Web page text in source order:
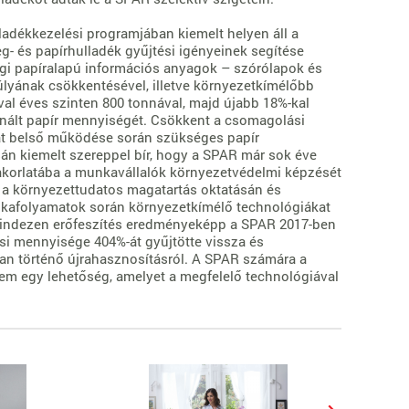
programjában kiemelt helyen áll a
és papírhulladék gyűjtési igényeinek segítése
papíralapú információs anyagok – szórólapok és
csökkentésével, illetve környezetkímélőbb
éves szinten 800 tonnával, majd újabb 18%-kal
papír mennyiségét. Csökkent a csomagolási
belső működése során szükséges papír
kiemelt szereppel bír, hogy a SPAR már sok éve
a munkavállalók környezetvédelmi képzését
környezettudatos magatartás oktatásán és
során környezetkímélő technológiákat
erőfeszítés eredményeképp a SPAR 2017-ben
mennyisége 404%-át gyűjtötte vissza és
történő újrahasznosításról. A SPAR számára a
egy lehetőség, amelyet a megfelelő technológiával